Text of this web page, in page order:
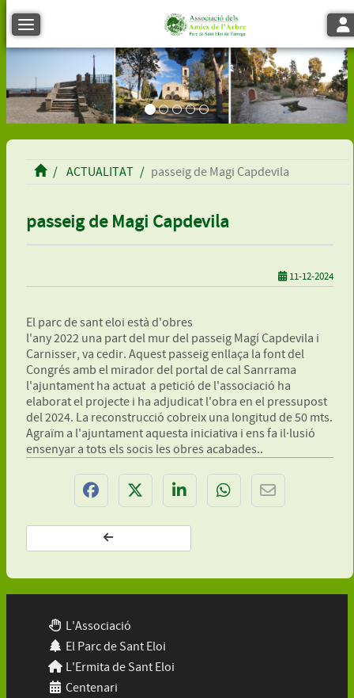
Toggle navigation
ACTUALITAT passeig de Magi Capdevila
passeig de Magi Capdevila
11-12-2024
El parc de sant eloi està d'obres
l'any 2022 una part del mur del passeig Magí Capdevila i
Carnisser, va cedir. Aquest passeig enllaça la font del
Congrés amb el mirador del portal de cal Sanrrama
l'ajuntament ha actuat a petició de l'associació ha
elaborat el projecte i ha adjudicat l'obra en el pressupost
del 2024. La reconstrucció cobreix una longitud de 50 mts.
Agraïm a l'ajuntament aquesta iniciativa i ens fa il·lusió
ensenyar a tots els socis les obres acabades..
L'Associació
El Parc de Sant Eloi
L'Ermita de Sant Eloi
Centenari